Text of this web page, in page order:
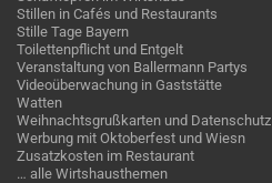
Stillen in Cafés und Restaurants
Stille Tage Bayern
Toilettenpflicht und Entgelt
Veranstaltung von Ballermann Partys
Videoüberwachung in Gaststätte
Watten
Weihnachtsgrußkarten und Datenschutz
Werbung mit Oktoberfest und Wiesn
Zusatzkosten im Restaurant
… alle Wirtshausthemen